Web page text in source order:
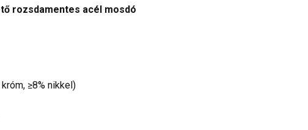
rozsdamentes acél mosdó
≥8% nikkel)